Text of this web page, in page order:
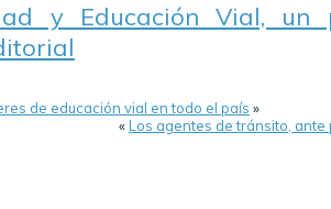
y Educación Vial,
de educación vial en todo el país »
«Los agentes de tránsito,